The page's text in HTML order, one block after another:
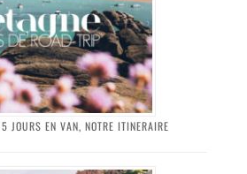
JOURS EN VAN, NOTRE ITINERAIRE